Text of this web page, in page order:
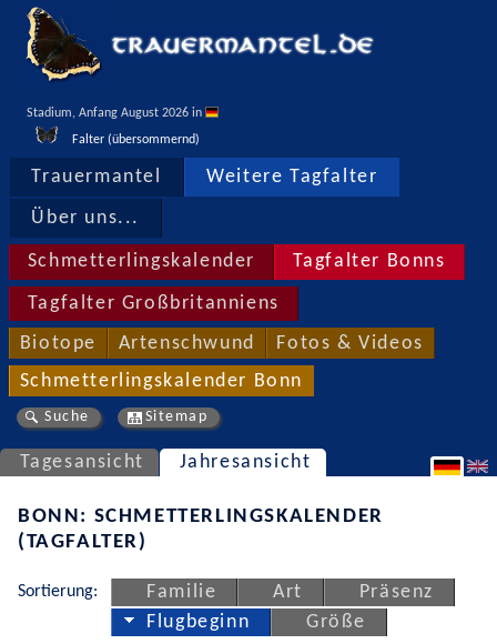
Stadium, Anfang August 2026 in
Falter (übersommernd)
Trauermantel Weitere Tagfalter
Über uns...
Schmetterlingskalender Tagfalter Bonns
Tagfalter Großbritanniens
Biotope Artenschwund Fotos & Videos
Schmetterlingskalender Bonn
Suche Sitemap
Tagesansicht Jahresansicht
BONN: SCHMETTERLINGSKALENDER
(TAGFALTER)
Sortierung: Familie Art
Präsenz
Flugbeginn
Größe